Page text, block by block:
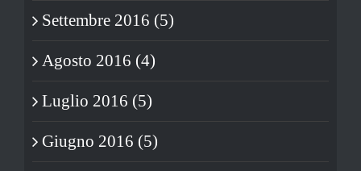
Settembre 2016 (5)
Agosto 2016 (4)
Luglio 2016 (5)
Giugno 2016 (5)